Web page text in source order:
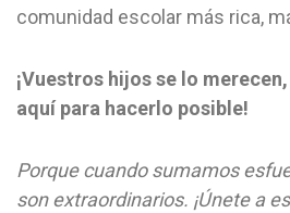
comunidad escolar más rica,
¡Vuestros hijos se lo
aquí para hacerlo posible!
Porque cuando sumamos
son extraordinarios. ¡Únete a